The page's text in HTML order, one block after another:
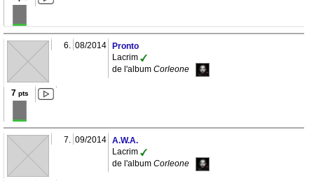
6. 08/2014
Pronto
Lacrim
de l'album Corleone
7 pts
7. 09/2014 A.W.A.
Lacrim
de l'album Corleone